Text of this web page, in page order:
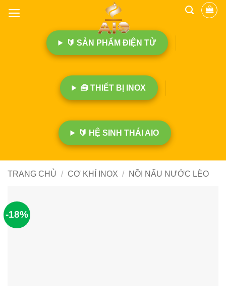
🔰 SẢN PHẨM ĐIỆN TỬ
🧰 THIẾT BỊ INOX
🔰 HỆ SINH THÁI AIO
TRANG CHỦ / CƠ KHÍ INOX / NỒI NẤU NƯỚC LÈO
-18%